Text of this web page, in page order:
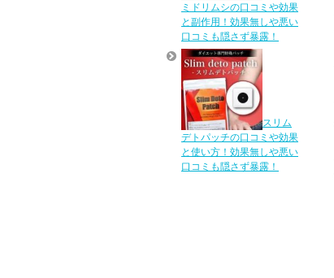
ミドリムシの口コミや効果
と副作用！効果無しや悪い
口コミも隠さず暴露！
スリム
デトパッチの口コミや効果
と使い方！効果無しや悪い
口コミも隠さず暴露！